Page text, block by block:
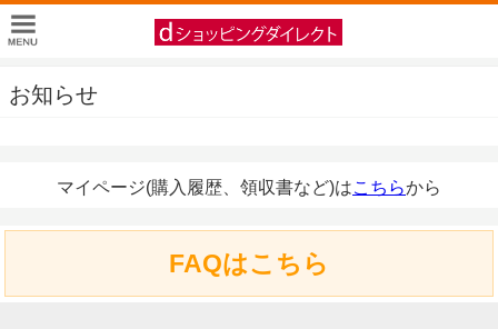
お知らせ
マイページ(購入履歴、領収書など)はこちらから
FAQはこちら